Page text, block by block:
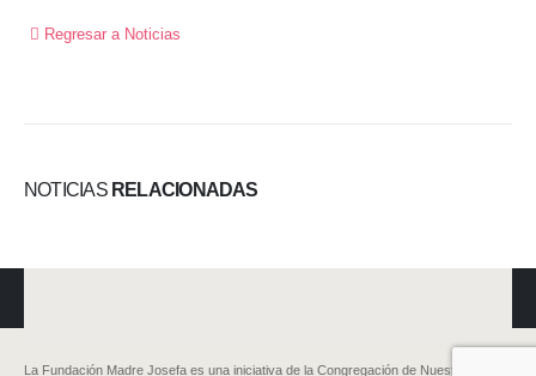
Regresar a Noticias
NOTICIAS RELACIONADAS
La Fundación Madre Josefa es una iniciativa de la Congregación de Nuestra Señora